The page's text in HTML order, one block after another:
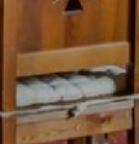
Oslava na zámku
Nezáväzný dopyt
Kongres a event